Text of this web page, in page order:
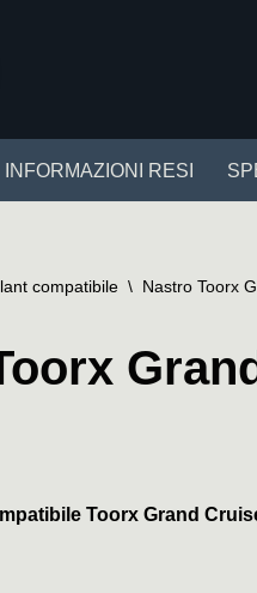
INFORMAZIONI RESI
compatibile \ Nastro Toorx
Toorx Grand